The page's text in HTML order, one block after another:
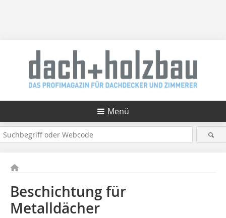
Menü
Beschichtung für
Metalldächer